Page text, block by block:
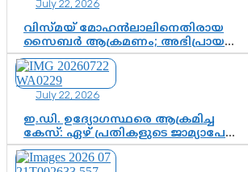
July 22, 2026
വിസ്മയ് മോഹൻലാലിനെതിരായ
സൈബർ ആക്രമണം; അഭിപ്രായ
സ്വാതന്ത്ര്യത്തെ നിശ്ശബ്ദമാക്കുന്ന
ഡിജിറ്റൽ ഗുണ്ടായിസത്തിന് അറുതി
വേണം
July 22, 2026
ഇ.ഡി. ഉദ്യോഗസ്ഥരെ ആക്രമിച്ച
കേസ്: ഏഴ് പ്രതികളുടെ ജാമ്യാപേക്ഷ
വീണ്ടും തള്ളി; അന്വേഷണം തുടരാൻ
കോടതി അനുമതി